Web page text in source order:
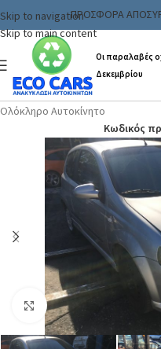
Skip to navigation
Skip to main content
ΠΡΟΣΦΟΡΑ
Οι παραλαβές
Δεκεμβρίου
Αρχική σελίδα/Ανταλλακτικα &
Ολόκληρο Αυτοκίνητο
Κωδικός
Click to enlarge